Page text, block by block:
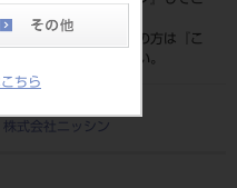
ちら
覧ください。
ネット会員登録がまだの方は『
こ
』より登録ください。
株式会社ニッシン